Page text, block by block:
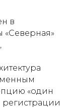
в
«Северная»
«один
регистрации